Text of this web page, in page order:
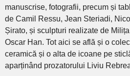
manuscrise, fotografii, precum și
de Camil Ressu, Jean Steriadi,
Șirato, și sculpturi realizate de
Oscar Han. Tot aici se află și o
ceramică și o alta de icoane pe
aparținând prozatorului Liviu